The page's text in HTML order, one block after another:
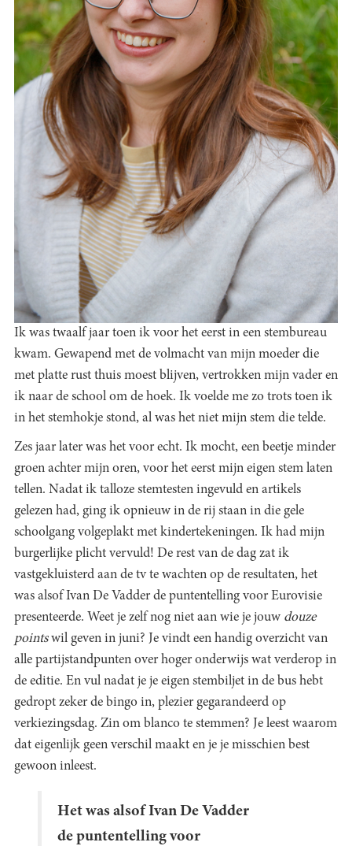
Ik was twaalf jaar toen ik voor het eerst in een stembureau
kwam. Gewapend met de volmacht van mijn moeder die
met platte rust thuis moest blijven, vertrokken mijn vader en
ik naar de school om de hoek. Ik voelde me zo trots toen ik
in het stemhokje stond, al was het niet mijn stem die telde.
Zes jaar later was het voor echt. Ik mocht, een beetje minder
groen achter mijn oren, voor het eerst mijn eigen stem laten
tellen. Nadat ik talloze stemtesten ingevuld en artikels
gelezen had, ging ik opnieuw in de rij staan in die gele
schoolgang volgeplakt met kindertekeningen. Ik had mijn
burgerlijke plicht vervuld! De rest van de dag zat ik
vastgekluisterd aan de tv te wachten op de resultaten, het
was alsof Ivan De Vadder de puntentelling voor Eurovisie
presenteerde. Weet je zelf nog niet aan wie je jouw douze
pointswil geven in juni? Je vindt een handig overzicht van
alle partijstandpunten over hoger onderwijs wat verderop in
de editie. En vul nadat je je eigen stembiljet in de bus hebt
gedropt zeker de bingo in, plezier gegarandeerd op
verkiezingsdag. Zin om blanco te stemmen? Je leest waarom
dat eigenlijk geen verschil maakt en je je misschien best
gewoon inleest.
Het was alsof Ivan De Vadder
de puntentelling voor